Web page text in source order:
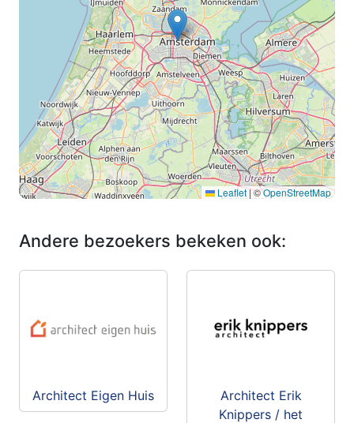
Leaflet |©OpenStreetMap
Andere bezoekers bekeken ook:
Architect Eigen Huis
Architect Erik
Knippers / het